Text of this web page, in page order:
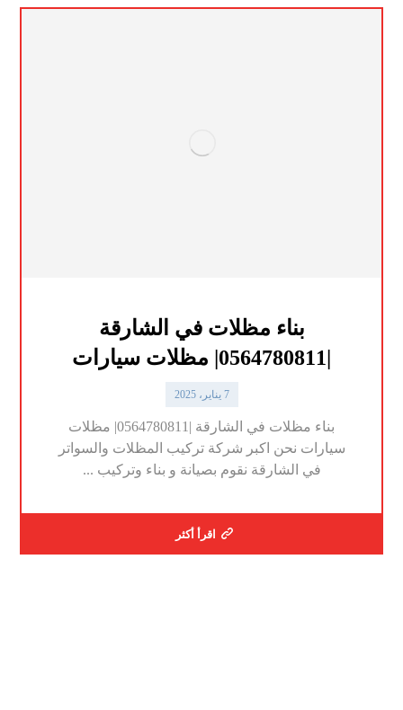
بناء مظلات في الشارقة
7 يناير، 2025
بناء مظلات في الشارقة |0564780811| مظلات
سيارات نحن اكبر شركة تركيب المظلات والسواتر
في الشارقة نقوم بصيانة و بناء وتركيب ...
اقرأ أكثر